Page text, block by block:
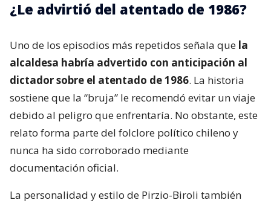
¿Le advirtió del atentado de 1986?
Uno de los episodios más repetidos señala que la
alcaldesa habría advertido con anticipación al
dictador sobre el atentado de 1986. La historia
sostiene que la “bruja” le recomendó evitar un viaje
debido al peligro que enfrentaría. No obstante, este
relato forma parte del folclore político chileno y
nunca ha sido corroborado mediante
documentación oficial.
La personalidad y estilo de Pirzio-Biroli también